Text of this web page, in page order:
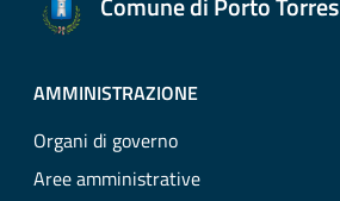
AMMINISTRAZIONE
Organi di governo
Aree amministrative